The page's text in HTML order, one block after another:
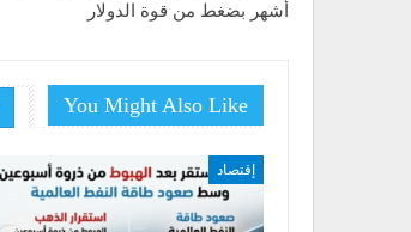
أشهر بضغط من قوة الدولار
You Might Also Like
إقتصاد